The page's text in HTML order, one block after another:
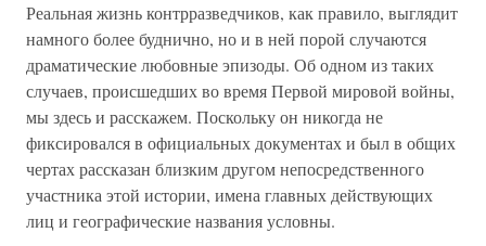
Реальная жизнь контрразведчиков, как правило, выглядит
намного более буднично, но и в ней порой случаются
драматические любовные эпизоды. Об одном из таких
случаев, происшедших во время Первой мировой войны,
мы здесь и расскажем. Поскольку он никогда не
фиксировался в официальных документах и был в общих
чертах рассказан близким другом непосредственного
участника этой истории, имена главных действующих
лиц и географические названия условны.